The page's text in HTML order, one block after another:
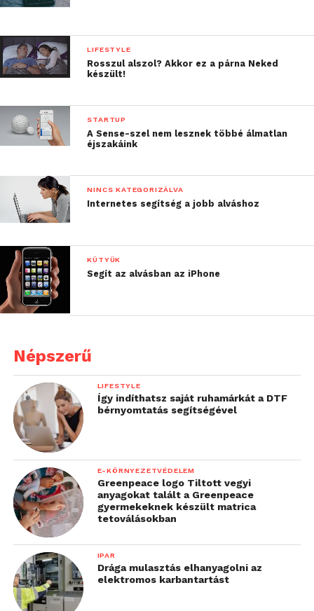
LIFESTYLE
Rosszul alszol? Akkor ez a párna Neked
készült!
STARTUP
A Sense-szel nem lesznek többé álmatlan
éjszakáink
NINCS KATEGORIZÁLVA
Internetes segítség a jobb alváshoz
KÜTYÜK
Segít az alvásban az iPhone
Népszerű
LIFESTYLE
Így indíthatsz saját ruhamárkát a DTF
bérnyomtatás segítségével
E-KÖRNYEZETVÉDELEM
Greenpeace logo Tiltott vegyi
anyagokat talált a Greenpeace
gyermekeknek készült matrica
tetoválásokban
IPAR
Drága mulasztás elhanyagolni az
elektromos karbantartást